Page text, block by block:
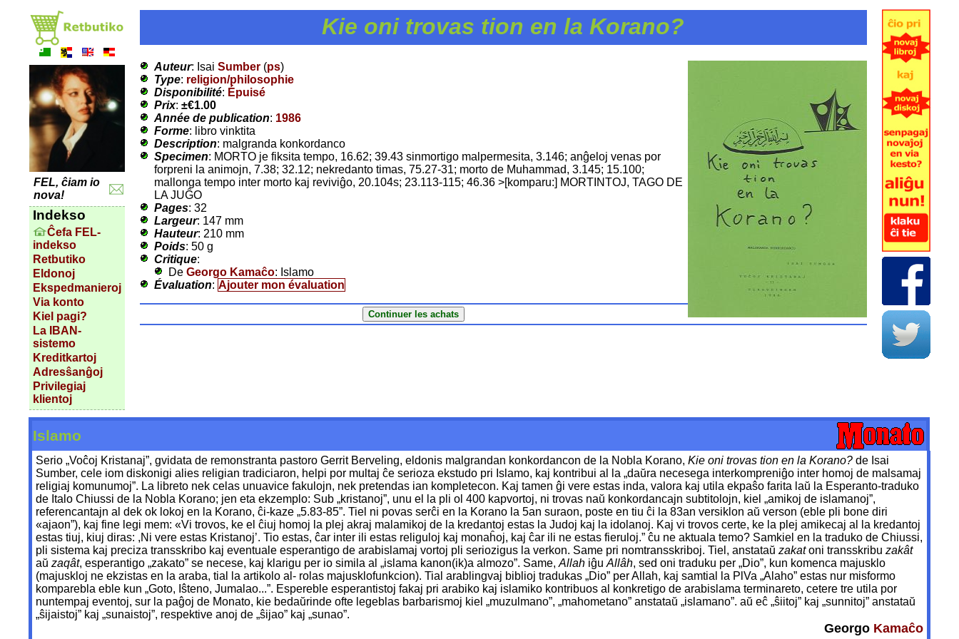
FEL, ĉiam io
nova!
Indekso
Ĉefa FEL-
indekso
Retbutiko
Eldonoj
Ekspedmanieroj
Via konto
Kiel pagi?
La IBAN-
sistemo
Kreditkartoj
Adresŝanĝoj
Privilegiaj
klientoj
Kie oni trovas tion en la Korano?
Auteur: Isai Sumber(ps)
Type: religion/philosophie
Disponibilité: Épuisé
Prix: ±€1.00
Année de publication: 1986
Forme: libro vinktita
Description: malgranda konkordanco
Specimen: MORTO je fiksita tempo, 16.62; 39.43 sinmortigo malpermesita, 3.146; anĝeloj venas por
forpreni la animojn, 7.38; 32.12; nekredanto timas, 75.27-31; morto de Muhammad, 3.145; 15.100;
mallonga tempo inter morto kaj reviviĝo, 20.104s; 23.113-115; 46.36 >[komparu:] MORTINTOJ, TAGO DE
LA JUĜO
Pages: 32
Largeur: 147 mm
Hauteur: 210 mm
Poids: 50 g
Critique:
De Georgo Kamaĉo: Islamo
Évaluation: Ajouter mon évaluation
Islamo
Serio „Voĉoj Kristanaj”, gvidata de remonstranta pastoro Gerrit Berveling, eldonis malgrandan konkordancon de la Nobla Korano,Kie oni trovas tion en la Korano? de Isai
Sumber, cele iom diskonigi alies religian tradiciaron, helpi por multaj ĉe serioza ekstudo pri Islamo, kaj kontribui al la „daŭra necesega interkompreniĝo inter homoj de malsamaj
religiaj komunumoj”. La libreto nek celas unuavice fakulojn, nek pretendas ian kompletecon. Kaj tamen ĝi vere estas inda, valora kaj utila ekpaŝo farita laŭ la Esperanto-traduko
de Italo Chiussi de la Nobla Korano; jen eta ekzemplo: Sub „kristanoj”, unu el la pli ol 400 kapvortoj, ni trovas naŭ konkordancajn subtitolojn, kiel „amikoj de islamanoj”,
referencantajn al dek ok lokoj en la Korano, ĉi-kaze „5.83-85”. Tiel ni povas serĉi en la Korano la 5an suraon, poste en tiu ĉi la 83an versiklon aŭ verson (eble pli bone diri
«ajaon”), kaj fine legi mem: «Vi trovos, ke el ĉiuj homoj la plej akraj malamikoj de la kredantoj estas la Judoj kaj la idolanoj. Kaj vi trovos certe, ke la plej amikecaj al la kredantoj
estas tiuj, kiuj diras: ,Ni vere estas Kristanoj’. Tio estas, ĉar inter ili estas religuloj kaj monaĥoj, kaj ĉar ili ne estas fieruloj.” ĉu ne aktuala temo? Samkiel en la traduko de Chiussi,
pli sistema kaj preciza transskribo kaj eventuale esperantigo de arabislamaj vortoj pli seriozigus la verkon. Same pri nomtransskriboj. Tiel, anstataŭzakatoni transskribuzakât
aŭzaqât, esperantigo „zakato” se necese, kaj klarigu per io simila al „islama kanon(ik)a almozo”. Same,Allah iĝuAllâh, sed oni traduku per „Dio”, kun komenca majusklo
(majuskloj ne ekzistas en la araba, tial la artikolo al- rolas majusklofunkcion). Tial arablingvaj biblioj tradukas „Dio” per Allah, kaj samtial la PlVa „Alaho” estas nur misformo
komparebla eble kun „Goto, Iŝteno, Jumalao...”. Espereble esperantistoj fakaj pri arabiko kaj islamiko kontribuos al konkretigo de arabislama terminareto, cetere tre utila por
nuntempaj eventoj, sur la paĝoj de Monato, kie bedaŭrinde ofte legeblas barbarismoj kiel „muzulmano”, „mahometano” anstataŭ „islamano”. aŭ eĉ „ŝiitoj” kaj „sunnitoj” anstataŭ
„ŝijaistoj” kaj „sunaistoj”, respektive anoj de „ŝijao” kaj „sunao”.
Georgo Kamaĉo